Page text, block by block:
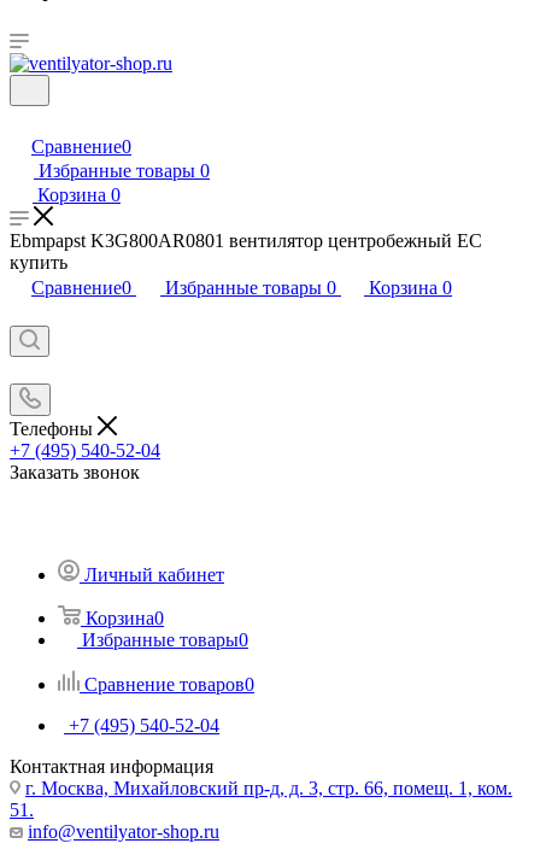
Сравнение0
Избранные товары 0
Корзина 0
Ebmpapst K3G800AR0801 вентилятор центробежный EC
купить
Сравнение0 Избранные товары 0 Корзина 0
Телефоны
+7 (495) 540-52-04
Заказать звонок
Личный кабинет
Корзина0
Избранные товары0
Сравнение товаров0
+7 (495) 540-52-04
Контактная информация
г. Москва, Михайловский пр-д, д. 3, cтр. 66, помещ. 1, ком.
51.
info@ventilyator-shop.ru